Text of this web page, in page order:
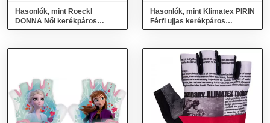
Hasonlók, mint Roeckl
DONNA Női kerékpáros
kesztyű, lila, méret
Hasonlók, mint Klimatex PIRIN
Férfi ujjas kerékpáros
kesztyű, szürke, méret